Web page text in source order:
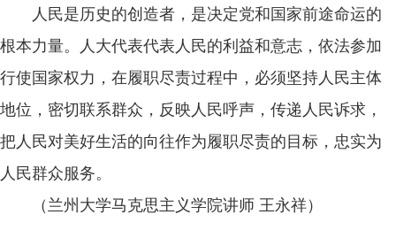
人民是历史的创造者，是决定党和国家前途命运的
根本力量。人大代表代表人民的利益和意志，依法参加
行使国家权力，在履职尽责过程中，必须坚持人民主体
地位，密切联系群众，反映人民呼声，传递人民诉求，
把人民对美好生活的向往作为履职尽责的目标，忠实为
人民群众服务。
（兰州大学马克思主义学院讲师 王永祥）